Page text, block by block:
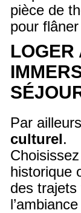
pièce de
pour
LOGER
Par
culturel.
historique
des